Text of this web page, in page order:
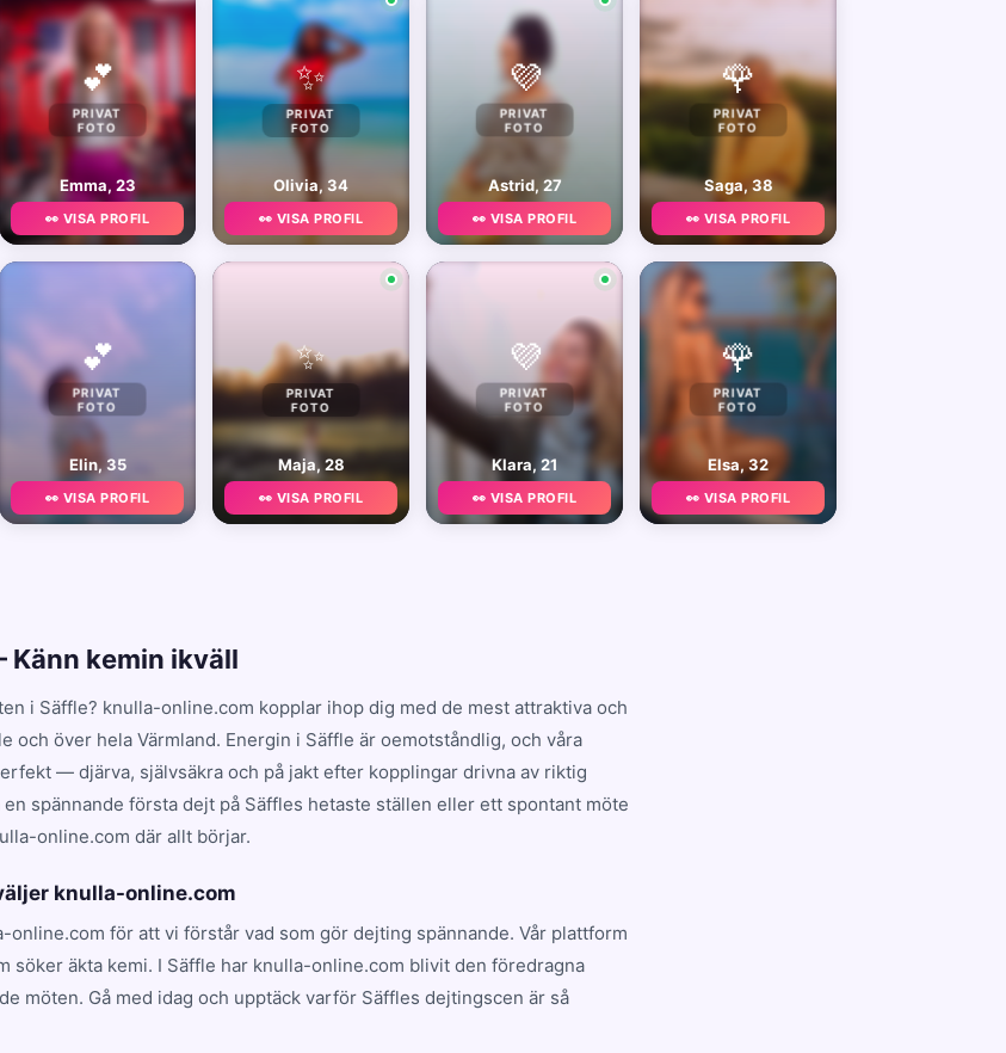
💕
PRIVAT
FOTO
Emma, 23
👀 VISA PROFIL
✨
PRIVAT
FOTO
Olivia, 34
👀 VISA PROFIL
💜
PRIVAT
FOTO
Astrid, 27
👀 VISA PROFIL
🌹
PRIVAT
FOTO
Saga, 38
👀 VISA PROFIL
💕
PRIVAT
FOTO
Elin, 35
👀 VISA PROFIL
✨
PRIVAT
FOTO
Maja, 28
👀 VISA PROFIL
💜
PRIVAT
FOTO
Klara, 21
👀 VISA PROFIL
🌹
PRIVAT
FOTO
Elsa, 32
👀 VISA PROFIL
kemin ikväll
i Säffle? knulla-online.com kopplar ihop dig med de mest attraktiva och
och över hela Värmland. Energin i Säffle är oemotståndlig, och våra
— djärva, självsäkra och på jakt efter kopplingar drivna av riktig
spännande första dejt på Säffles hetaste ställen eller ett spontant möte
online.com där allt börjar.
knulla-online.com
online.com för att vi förstår vad som gör dejting spännande. Vår plattform
söker äkta kemi. I Säffle har knulla-online.com blivit den föredragna
möten. Gå med idag och upptäck varför Säffles dejtingscen är så